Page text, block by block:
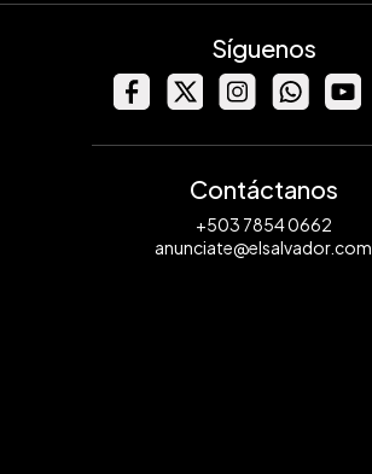
Síguenos
Contáctanos
+503 7854 0662
anunciate@elsalvador.com